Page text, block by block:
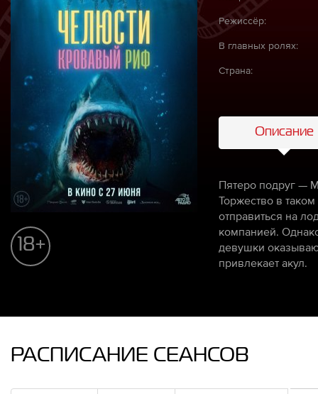
18+
Режиссёр:
В главных ролях:
Страна:
Описание
Пятеро подруг —
Торжество в
отправиться на
компанией.
девушки
привлекает акул.
РАСПИСАНИЕ СЕАНСОВ